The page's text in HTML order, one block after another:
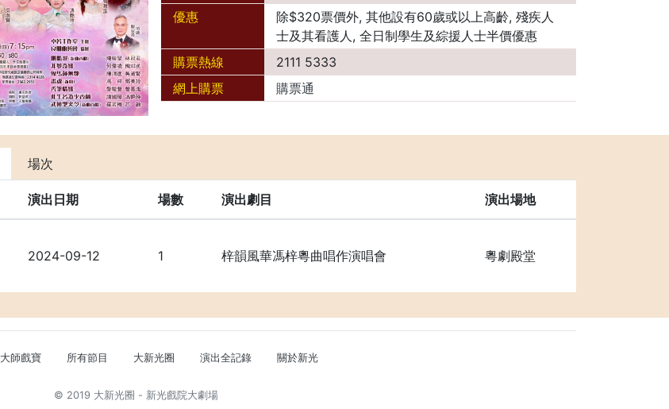
優惠
除$320票價外, 其他設有60歲或以上高齡, 殘疾人
士及其看護人, 全日制學生及綜援人士半價優惠
購票熱線
2111 5333
網上購票
購票通
場次
演出日期 場數 演出劇目 演出場地
2024-09-12 1 梓韻風華馮梓粵曲唱作演唱會 粵劇殿堂
大師戲寶 所有節目 大新光圈 演出全記錄 關於新光
© 2019 大新光圈 - 新光戲院大劇場